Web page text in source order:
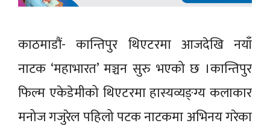
काठमाडौं- कान्तिपुर थिएटरमा आजदेखि नयाँ
नाटक ‘महाभारत’ मञ्चन सुरु भएको छ ।कान्तिपुर
फिल्म एकेडेमीको थिएटरमा हास्यव्यङ्ग्य कलाकार
मनोज गजुरेल पहिलो पटक नाटकमा अभिनय गरेका